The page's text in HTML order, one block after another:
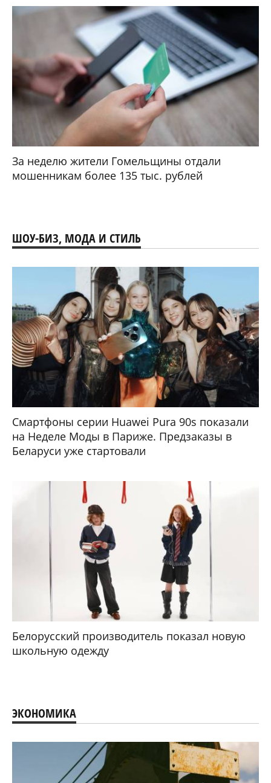
За неделю жители Гомельщины отдали
мошенникам более 135 тыс. рублей
ШОУ-БИЗ, МОДА И СТИЛЬ
Смартфоны серии Huawei Pura 90s показали
на Неделе Моды в Париже. Предзаказы в
Беларуси уже стартовали
Белорусский производитель показал новую
школьную одежду
ЭКОНОМИКА